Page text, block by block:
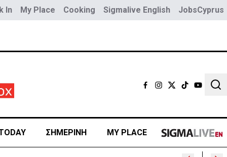
In My Place Cooking Sigmalive English JobsCyprus
ΣΗΜΕΡΙΝΗ MY PLACE